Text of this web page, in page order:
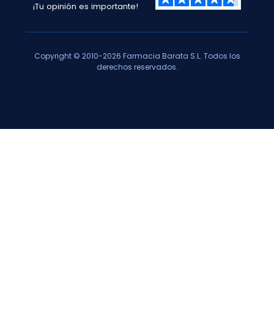
¡Tu opinión es importante!
Copyright © 2010-2026 Farmacia Barata S.L. Todos los
derechos reservados.